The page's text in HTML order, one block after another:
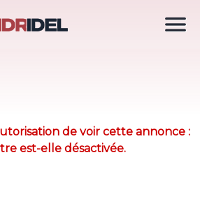
de voir cette annonce :
est-elle désactivée.
